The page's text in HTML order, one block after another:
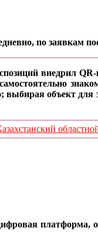
по заявкам
внедрил
выбирая объект
областной
платформа,